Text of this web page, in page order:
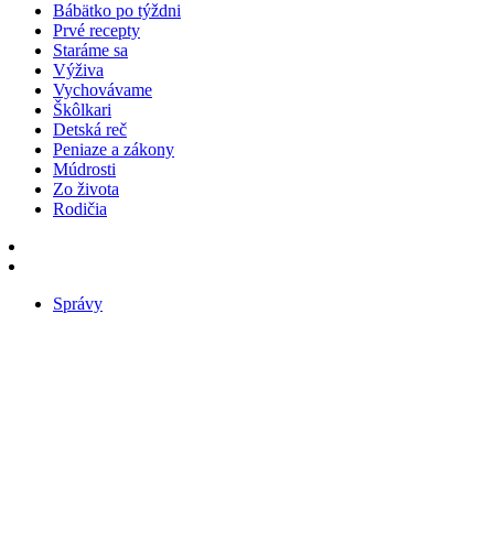
Bábätko po týždni
Prvé recepty
Staráme sa
Výživa
Vychovávame
Škôlkari
Detská reč
Peniaze a zákony
Múdrosti
Zo života
Rodičia
Správy